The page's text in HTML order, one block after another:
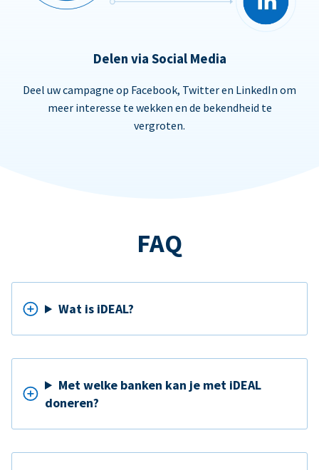
Delen via Social Media
Deel uw campagne op Facebook, Twitter en LinkedIn om
meer interesse te wekken en de bekendheid te
vergroten.
FAQ
Wat is iDEAL?
Met welke banken kan je met iDEAL
doneren?